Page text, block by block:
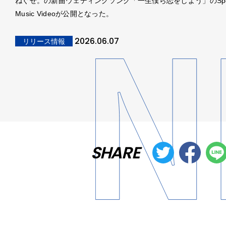
Music Videoが公開となった。
リリース情報 2026.06.07
SHARE